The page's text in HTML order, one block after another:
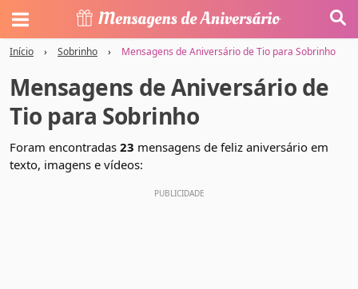
Início › Sobrinho › Mensagens de Aniversário de Tio para Sobrinho
Mensagens de Aniversário de
Tio para Sobrinho
Foram encontradas 23 mensagens de feliz aniversário em
texto, imagens e vídeos: